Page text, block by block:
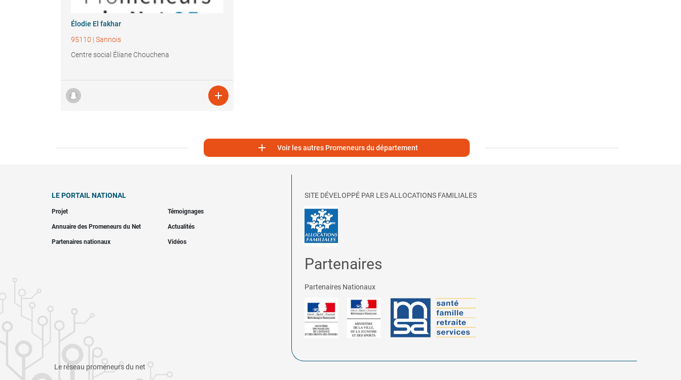
Élodie El fakhar
95110 | Sannois
Centre social Éliane Chouchena

 Voir les autres Promeneurs du département
LE PORTAIL NATIONAL
Projet Témoignages
Annuaire des Promeneurs du Net Actualités
Partenaires nationaux Vidéos
SITE DÉVELOPPÉ PAR LES ALLOCATIONS FAMILIALES
Partenaires
Partenaires Nationaux
Le réseau promeneurs du net